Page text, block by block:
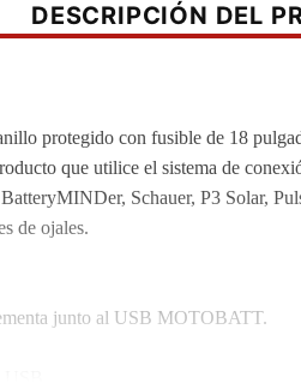
DESCRIPCIÓN DEL
protegido con fusible de 18
que utilice el sistema de
Schauer, P3 Solar,
de ojales.
junto al USB MOTOBATT.